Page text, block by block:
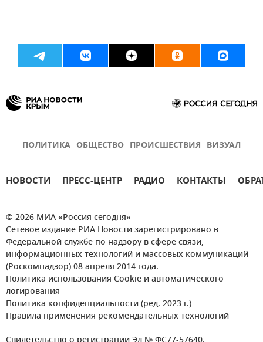
ПОЛИТИКА ОБЩЕСТВО ПРОИСШЕСТВИЯ ВИЗУАЛ
НОВОСТИ ПРЕСС-ЦЕНТР РАДИО КОНТАКТЫ
© 2026 МИА «Россия сегодня»
Сетевое издание РИА Новости зарегистрировано в
Федеральной службе по надзору в сфере связи,
информационных технологий и массовых коммуникаций
(Роскомнадзор) 08 апреля 2014 года.
Политика использования Cookie и автоматического
логирования
Политика конфиденциальности (ред. 2023 г.)
Правила применения рекомендательных технологий